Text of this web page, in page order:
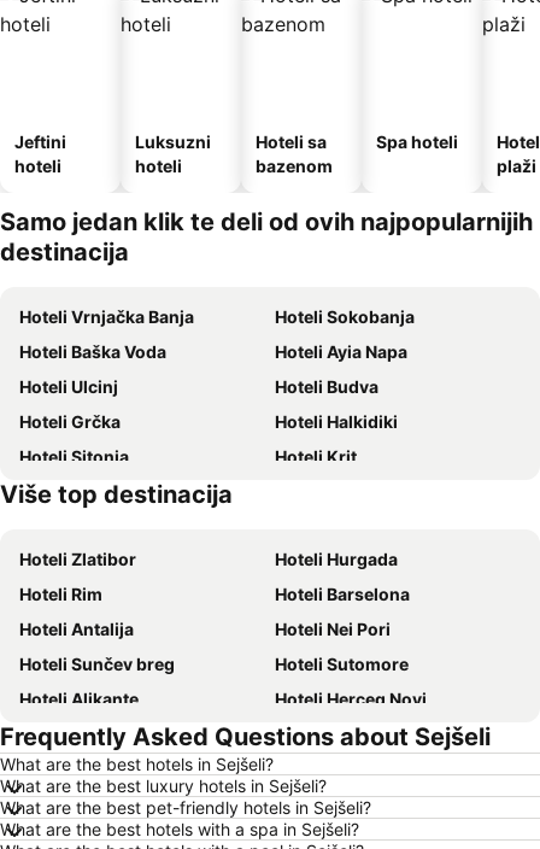
Jeftini
hoteli
Luksuzni
hoteli
Hoteli sa
bazenom
Spa hoteli
plaži
Samo jedan klik te deli od ovih najpopularnijih
destinacija
Hoteli Vrnjačka Banja
Hoteli Sokobanja
Hoteli Baška Voda
Hoteli Ayia Napa
Hoteli Ulcinj
Hoteli Budva
Hoteli Grčka
Hoteli Halkidiki
Hoteli Sitonia
Hoteli Krit
Hoteli Majorka
Više top destinacija
Hoteli Zlatibor
Hoteli Hurgada
Hoteli Rim
Hoteli Barselona
Hoteli Antalija
Hoteli Nei Pori
Hoteli Sunčev breg
Hoteli Sutomore
Hoteli Alikante
Hoteli Herceg Novi
Hoteli Bečići
Hoteli Algero
Hoteli Petrovac
Hoteli Ohrid
Hoteli Ljoret de Mar
Hoteli Atina
Hoteli Solun
Frequently Asked Questions about Sejšeli
What are the best hotels in Sejšeli?
What are the best luxury hotels in Sejšeli?
What are the best pet-friendly hotels in Sejšeli?
What are the best hotels with a spa in Sejšeli?